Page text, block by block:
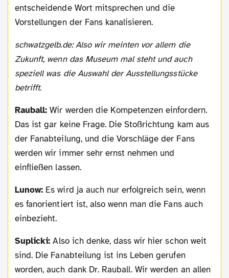
entscheidende Wort mitsprechen und die
Vorstellungen der Fans kanalisieren.
schwatzgelb.de: Also wir meinten vor allem die
Zukunft, wenn das Museum mal steht und auch
speziell was die Auswahl der Ausstellungsstücke
betrifft.
Rauball: Wir werden die Kompetenzen einfordern.
Das ist gar keine Frage. Die Stoßrichtung kam aus
der Fanabteilung, und die Vorschläge der Fans
werden wir immer sehr ernst nehmen und
einfließen lassen.
Lunow: Es wird ja auch nur erfolgreich sein, wenn
es fanorientiert ist, also wenn man die Fans auch
einbezieht.
Suplicki:Also ich denke, dass wir hier schon weit
sind. Die Fanabteilung ist ins Leben gerufen
worden, auch dank Dr. Rauball. Wir werden an allen